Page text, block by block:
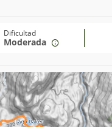
Dificultad
Moderada